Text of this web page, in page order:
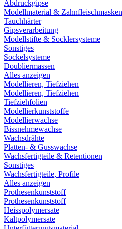
Abdruckgipse
Modellmaterial & Zahnfleischmasken
Tauchhärter
Gipsverarbeitung
Modellstifte & Socklersysteme
Sonstiges
Sockelsysteme
Doubliermassen
Alles anzeigen
Modellieren, Tiefziehen
Modellieren, Tiefziehen
Tiefziehfolien
Modellierkunststoffe
Modellierwachse
Bissnehmewachse
Wachsdrähte
Platten- & Gusswachse
Wachsfertigteile & Retentionen
Sonstiges
Wachsfertigteile, Profile
Alles anzeigen
Prothesenkunststoff
Prothesenkunststoff
Heisspolymersate
Kaltpolymersate